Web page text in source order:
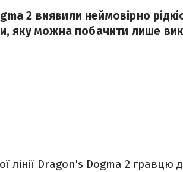
2 виявили неймовірно
яку можна побачити лише
лінії Dragon's Dogma 2 гравцю